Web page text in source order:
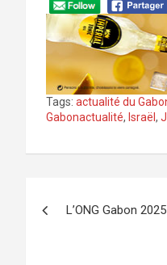
Tags: actualité du
Gabonactualité, Israël ,
de
L’ONG Gabon